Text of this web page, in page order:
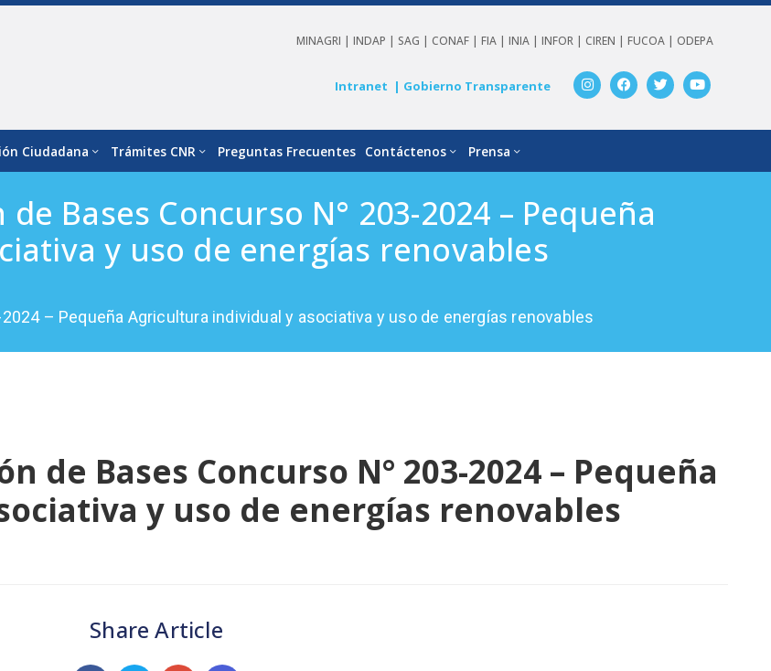
MINAGRI |INDAP | SAG | CONAF |FIA |INIA |INFOR | CIREN |FUCOA | ODEPA
Intranet | Gobierno Transparente
Ciudadana Trámites CNR Preguntas Frecuentes Contáctenos Prensa
Bases Concurso N° 203-2024 – Pequeña
y uso de energías renovables
– Pequeña Agricultura individual y asociativa y uso de energías renovables
de Bases Concurso N° 203-2024 – Pequeña
y uso de energías renovables
Share Article